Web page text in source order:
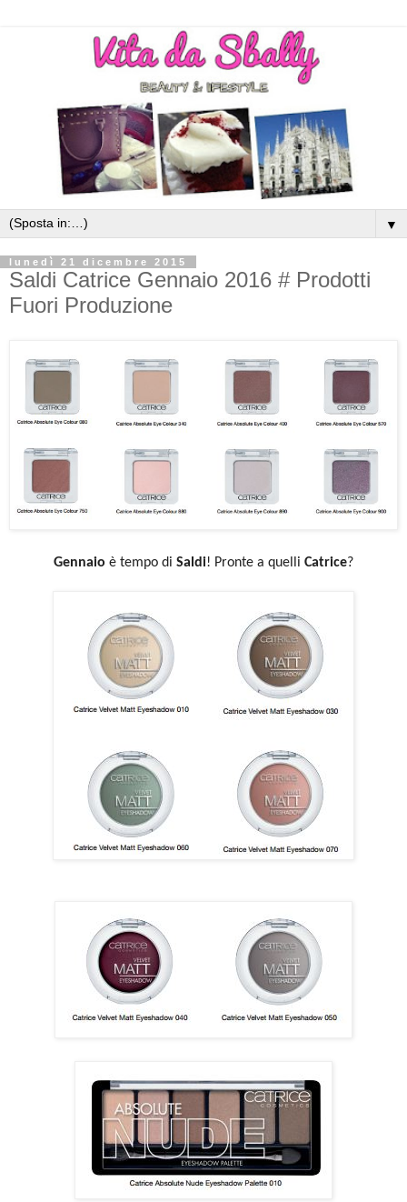
▼
lunedì 21 dicembre 2015
Saldi Catrice Gennaio 2016 # Prodotti
Fuori Produzione
Gennaio è tempo di Saldi! Pronte a quelli Catrice?